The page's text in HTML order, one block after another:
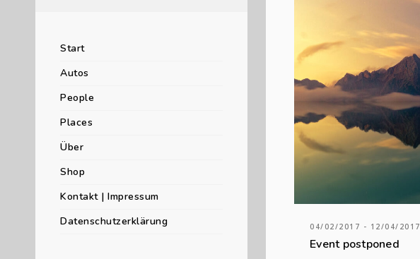
Start
Autos
People
Places
Über
Shop
Kontakt | Impressum
Datenschutzerklärung
04/02/2017 - 12/04/2017
Event postponed